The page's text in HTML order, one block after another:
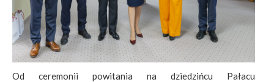
Od ceremonii powitania na dziedzińcu Pałacu